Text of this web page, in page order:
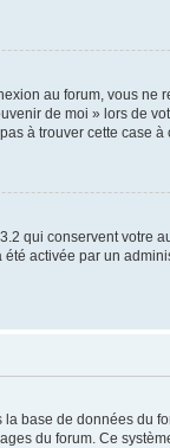
au forum, vous
de moi » lors de
à trouver cette case
qui conservent
activée par un
base de données du
du forum. Ce